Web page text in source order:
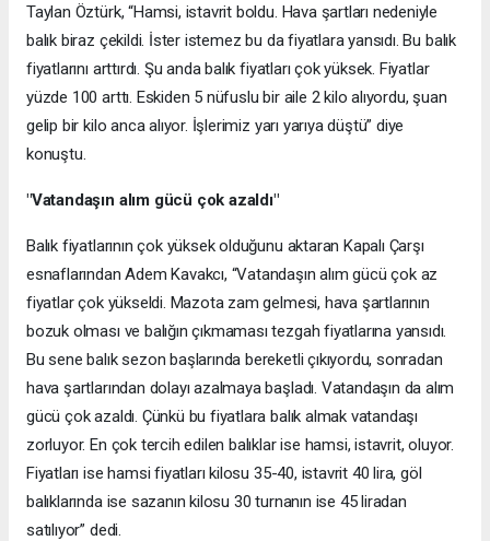
Taylan Öztürk, “Hamsi, istavrit boldu. Hava şartları nedeniyle
balık biraz çekildi. İster istemez bu da fiyatlara yansıdı. Bu balık
fiyatlarını arttırdı. Şu anda balık fiyatları çok yüksek. Fiyatlar
yüzde 100 arttı. Eskiden 5 nüfuslu bir aile 2 kilo alıyordu, şuan
gelip bir kilo anca alıyor. İşlerimiz yarı yarıya düştü” diye
konuştu.
"Vatandaşın alım gücü çok azaldı"
Balık fiyatlarının çok yüksek olduğunu aktaran Kapalı Çarşı
esnaflarından Adem Kavakcı, “Vatandaşın alım gücü çok az
fiyatlar çok yükseldi. Mazota zam gelmesi, hava şartlarının
bozuk olması ve balığın çıkmaması tezgah fiyatlarına yansıdı.
Bu sene balık sezon başlarında bereketli çıkıyordu, sonradan
hava şartlarından dolayı azalmaya başladı. Vatandaşın da alım
gücü çok azaldı. Çünkü bu fiyatlara balık almak vatandaşı
zorluyor. En çok tercih edilen balıklar ise hamsi, istavrit, oluyor.
Fiyatları ise hamsi fiyatları kilosu 35-40, istavrit 40 lira, göl
balıklarında ise sazanın kilosu 30 turnanın ise 45 liradan
satılıyor” dedi.